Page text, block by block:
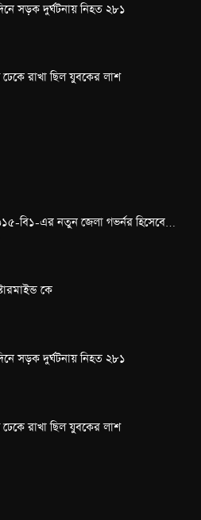
সড়ক দুর্ঘটনায় নিহত ২৮১
ঢেকে রাখা ছিল যুবকের লাশ
৩১৫-বি১-এর নতুন জেলা গভর্নর হিসেবে…
কে
সড়ক দুর্ঘটনায় নিহত ২৮১
ঢেকে রাখা ছিল যুবকের লাশ